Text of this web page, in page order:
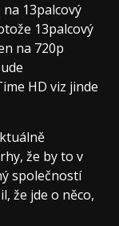
13palcový
13palcový
na 720p
HD viz jinde
že by to v
společností
že jde o něco,